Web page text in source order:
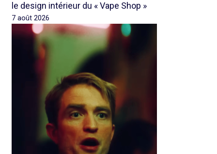
le design intérieur du « Vape Shop »
7 août 2026